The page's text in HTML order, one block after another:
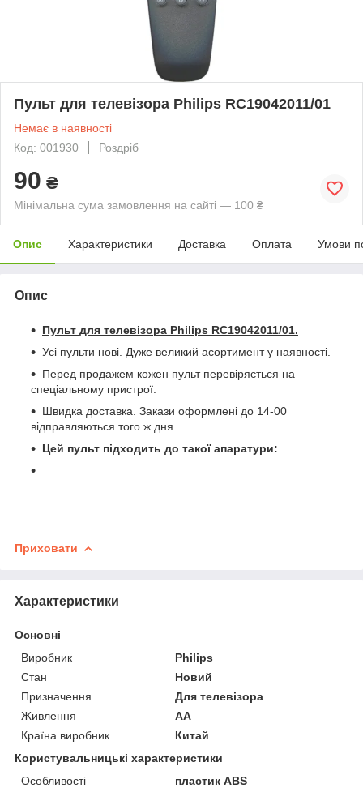
Пульт для телевізора Philips RC19042011/01
Немає в наявності
Код: 001930
Роздріб
90 ₴
Мінімальна сума замовлення на сайті — 100 ₴
Опис Характеристики Доставка Оплата Умови
Опис
Пульт для телевізора Philips RC19042011/01.
Усі пульти нові. Дуже великий асортимент у наявності.
Перед продажем кожен пульт перевіряється на
спеціальному пристрої.
Швидка доставка. Закази оформлені до 14-00
відправляються того ж дня.
Цей пульт підходить до такої апаратури:
Приховати
Характеристики
Основні
Виробник
Philips
Стан
Новий
Призначення
Для телевізора
Живлення
AA
Країна виробник
Китай
Користувальницькі характеристики
Особливості
пластик ABS